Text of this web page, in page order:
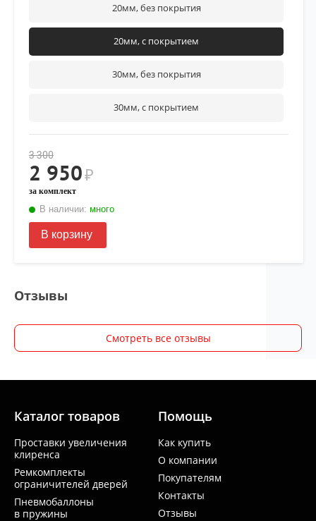
20мм, без покрытия
20мм, с покрытием
30мм, без покрытия
30мм, с покрытием
3 300
2 950₽
за комплект
В наличии: много
В корзину
Отзывы
Смотреть все отзывы
Каталог товаров
Проставки увеличения
клиренса
Ремкомплекты
ограничителей дверей
Пневмобаллоны
в пружины
Помощь
Как купить
О компании
Покупателям
Контакты
Отзывы